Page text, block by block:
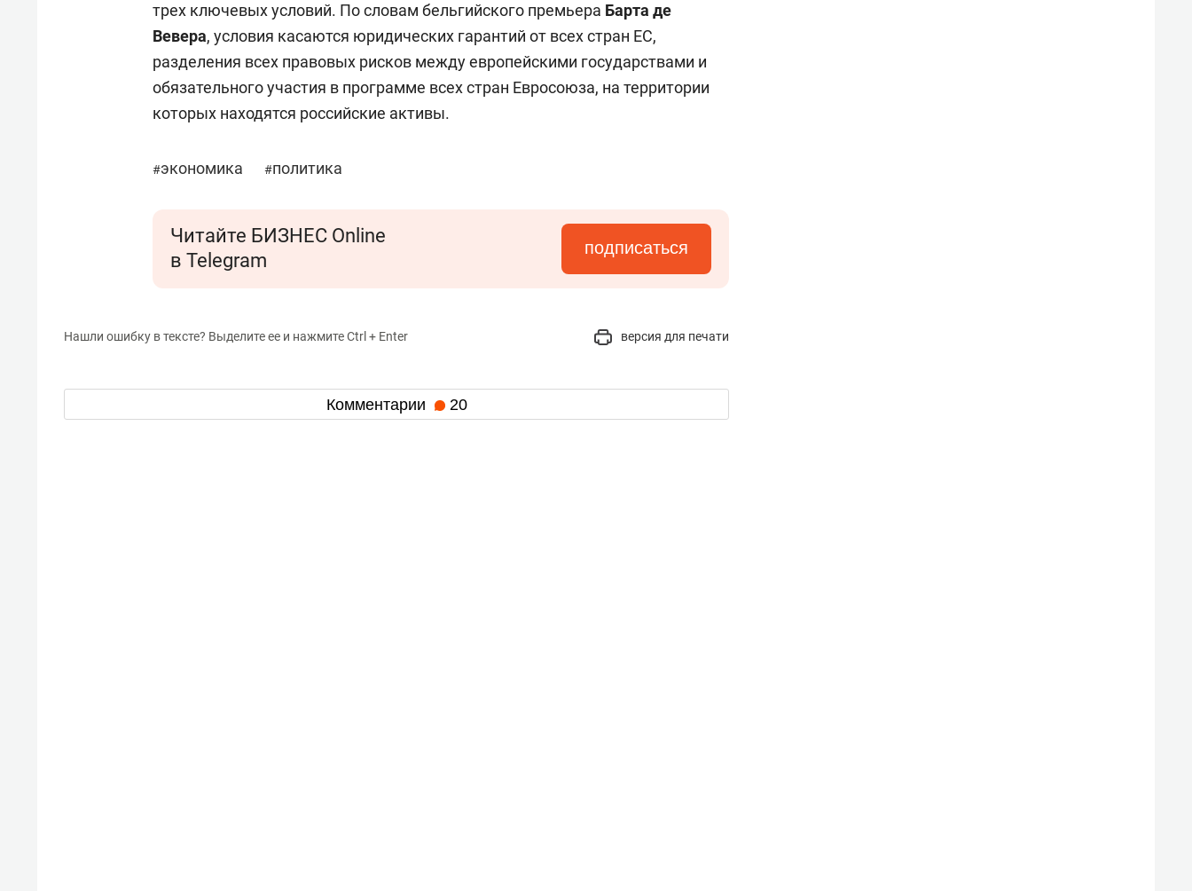
трех ключевых условий. По словам бельгийского премьера Барта де
Вевера, условия касаются юридических гарантий от всех стран ЕС,
разделения всех правовых рисков между европейскими государствами и
обязательного участия в программе всех стран Евросоюза, на территории
которых находятся российские активы.
#экономика #политика
Читайте БИЗНЕС Online
в Telegram
подписаться
Нашли ошибку в тексте? Выделите ее и нажмите Ctrl + Enter версия для печати
Комментарии 20